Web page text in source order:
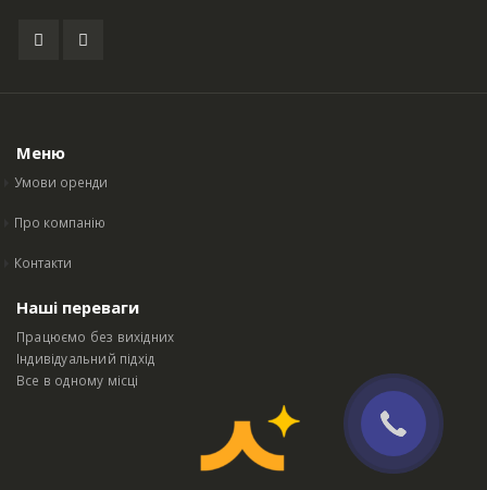
Меню
Умови оренди
Про компанію
Контакти
Наші переваги
Працюємо без вихідних
Індивідуальний підхід
Все в одному місці